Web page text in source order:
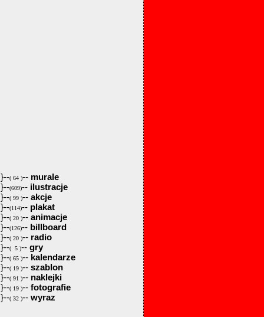
}--( 64 )-- murale
}--(609)-- ilustracje
}--( 99 )-- akcje
}--(114)-- plakat
}--( 20 )-- animacje
}--(126)-- billboard
}--( 20 )-- radio
}--( 5 )-- gry
}--( 65 )-- kalendarze
}--( 19 )-- szablon
}--( 91 )-- naklejki
}--( 19 )-- fotografie
}--( 32 )-- wyraz